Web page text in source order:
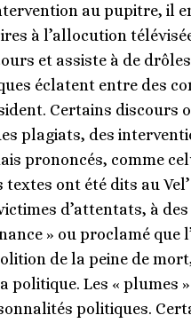
au pupitre, il
à l’allocution
et assiste à de
éclatent entre des
Certains discours
plagiats, des
prononcés, comme
textes ont été dits au
d’attentats, à
» ou proclamé que
de la peine de
politique. Les «
politiques.